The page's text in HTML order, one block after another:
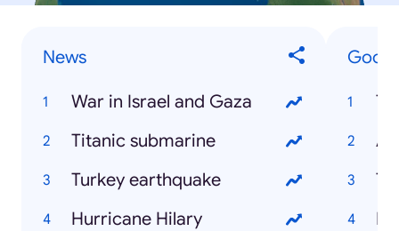
News
War in Israel and Gaza
Titanic submarine
Turkey earthquake
Hurricane Hilary